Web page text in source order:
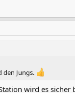
den Jungs.
wird es sicher